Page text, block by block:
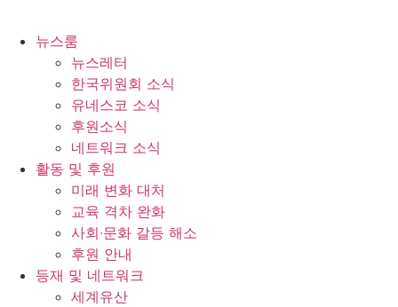
뉴스룸
뉴스레터
한국위원회 소식
유네스코 소식
후원소식
네트워크 소식
활동 및 후원
미래 변화 대처
교육 격차 완화
사회∙문화 갈등 해소
후원 안내
등재 및 네트워크
세계유산